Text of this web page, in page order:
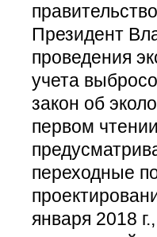
Президент
проведения
учета
закон об
первом
переходные
января 2018